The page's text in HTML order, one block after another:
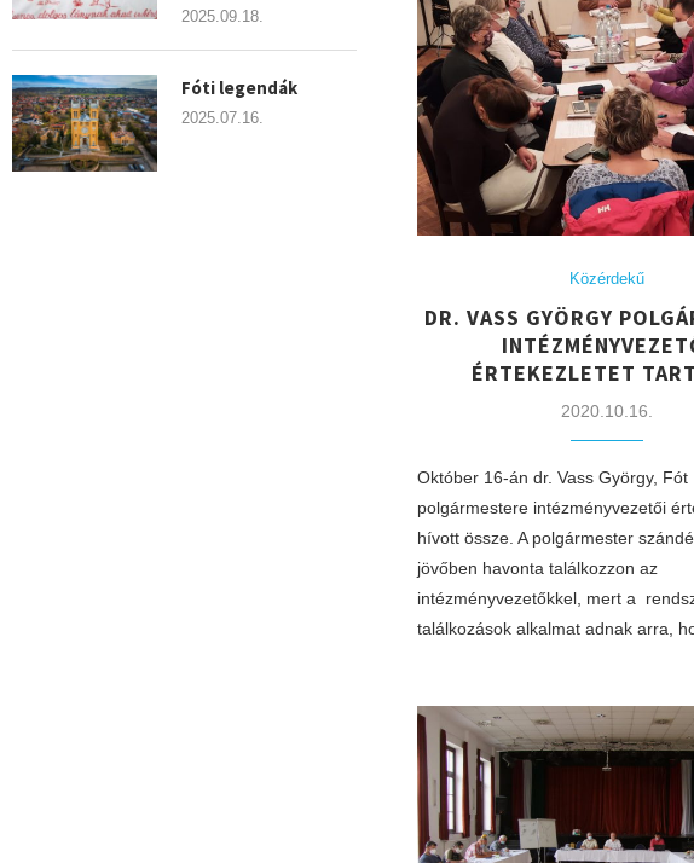
Közérdekű
DR. VASS GYÖRGY
ÉRTEKEZLETET
2020.10.16.
Október 16-án dr. Vass György, Fót
polgármestere intézményvezetői
hívott össze. A polgármester
jövőben havonta találkozzon az
intézményvezetőkkel, mert a
találkozások alkalmat adnak arra,
2025.09.18.
Fóti legendák
2025.07.16.